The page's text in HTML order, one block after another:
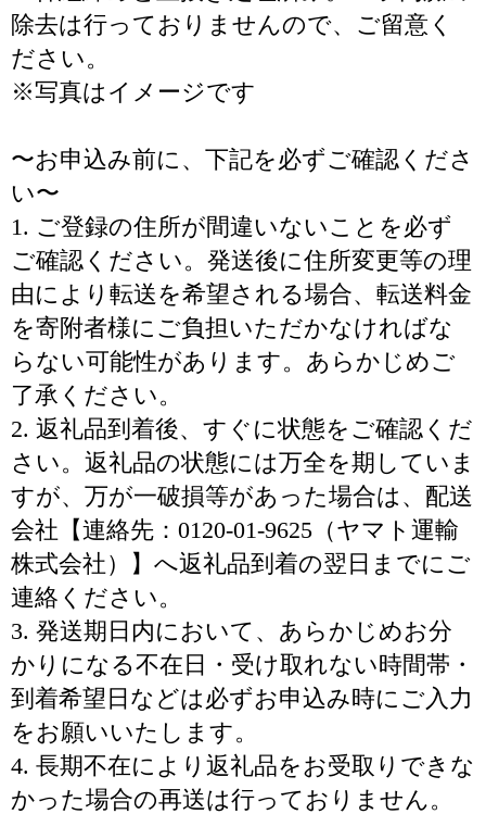
除去は行っておりませんので、ご留意く
ださい。
※写真はイメージです
〜お申込み前に、下記を必ずご確認くださ
い〜
1. ご登録の住所が間違いないことを必ず
ご確認ください。発送後に住所変更等の理
由により転送を希望される場合、転送料金
を寄附者様にご負担いただかなければな
らない可能性があります。あらかじめご
了承ください。
2. 返礼品到着後、すぐに状態をご確認くだ
さい。返礼品の状態には万全を期していま
すが、万が一破損等があった場合は、配送
会社【連絡先：0120-01-9625（ヤマト運輸
株式会社）】へ返礼品到着の翌日までにご
連絡ください。
3. 発送期日内において、あらかじめお分
かりになる不在日・受け取れない時間帯・
到着希望日などは必ずお申込み時にご入力
をお願いいたします。
4. 長期不在により返礼品をお受取りできな
かった場合の再送は行っておりません。